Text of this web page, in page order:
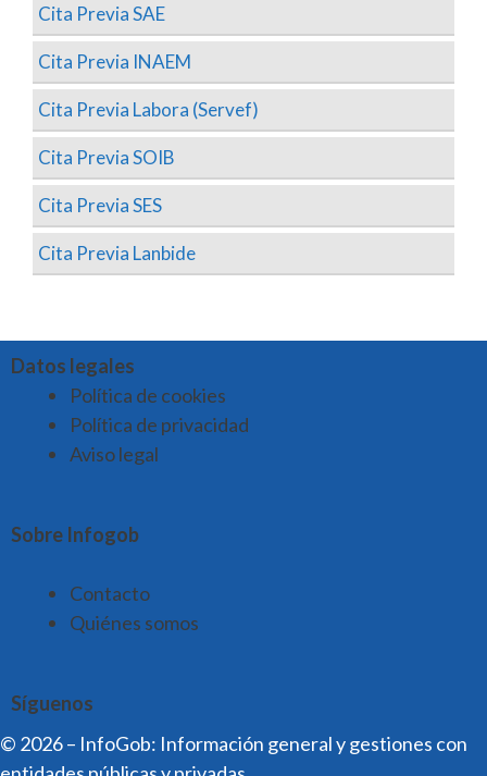
Cita Previa SAE
Cita Previa INAEM
Cita Previa Labora (Servef)
Cita Previa SOIB
Cita Previa SES
Cita Previa Lanbide
Datos legales
Política de cookies
Política de privacidad
Aviso legal
Sobre Infogob
Contacto
Quiénes somos
Síguenos
© 2026 – InfoGob: Información general y gestiones con